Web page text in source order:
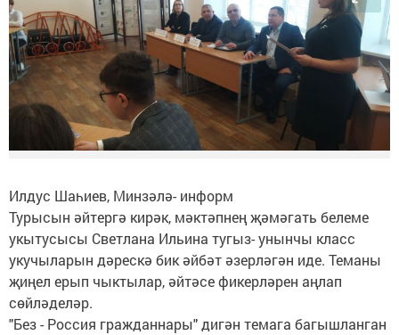
Илдус Шаһиев, Минзәлә- информ
Турысын әйтергә кирәк, мәктәпнең җәмәгать белеме
укытусысы Светлана Ильина тугыз- унынчы класс
укучыларын дәрескә бик әйбәт әзерләгән иде. Теманы
җиңел ерып чыктылар, әйтәсе фикерләрен аңлап
сөйләделәр.
"Без - Россия гражданнары" дигән темага багышланган